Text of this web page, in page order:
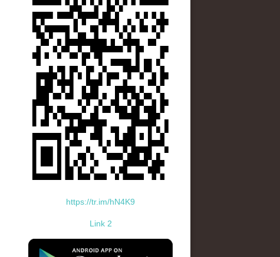
https://tr.im/hN4K9
Link 2
standard-icon-googleplay-app-store.png